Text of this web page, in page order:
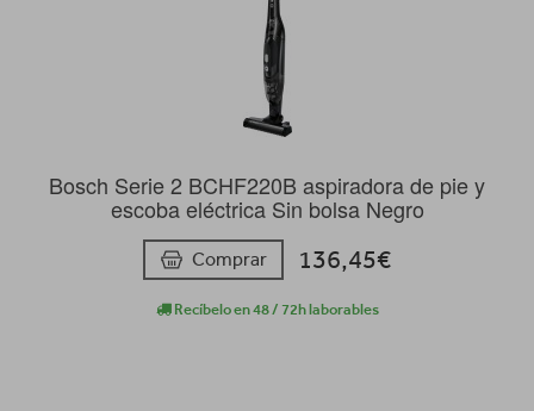
Bosch Serie 2 BCHF220B aspiradora de pie y
escoba eléctrica Sin bolsa Negro
Comprar 136,45€
Recíbelo en 48 / 72h laborables